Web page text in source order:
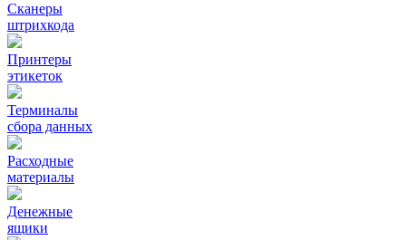
Сканеры
штрихкода
Принтеры
этикеток
Терминалы
сбора данных
Расходные
материалы
Денежные
ящики